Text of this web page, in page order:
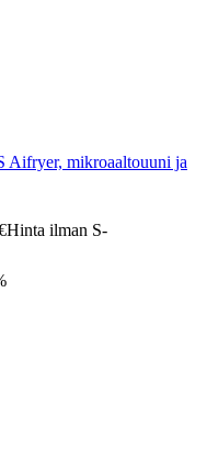
mikroaaltouuni ja
Hinta ilman S-